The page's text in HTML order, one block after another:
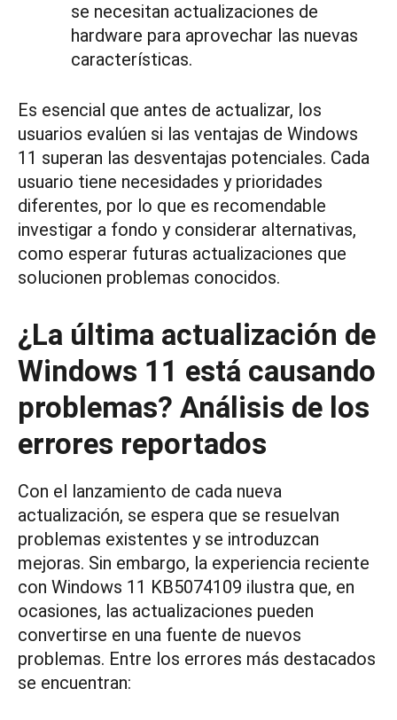
se necesitan actualizaciones de
hardware para aprovechar las nuevas
características.
Es esencial que antes de actualizar, los
usuarios evalúen si las ventajas de Windows
11 superan las desventajas potenciales. Cada
usuario tiene necesidades y prioridades
diferentes, por lo que es recomendable
investigar a fondo y considerar alternativas,
como esperar futuras actualizaciones que
solucionen problemas conocidos.
¿La última actualización de
Windows 11 está causando
problemas? Análisis de los
errores reportados
Con el lanzamiento de cada nueva
actualización, se espera que se resuelvan
problemas existentes y se introduzcan
mejoras. Sin embargo, la experiencia reciente
con Windows 11 KB5074109 ilustra que, en
ocasiones, las actualizaciones pueden
convertirse en una fuente de nuevos
problemas. Entre los errores más destacados
se encuentran: